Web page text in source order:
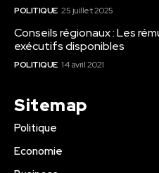
POLITIQUE 25 juillet 2025
Conseils régionaux : Les
exécutifs disponibles
POLITIQUE 14 avril 2021
Sitemap
Politique
Economie